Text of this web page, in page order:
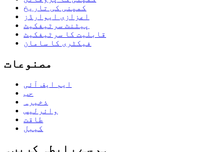
کمپنی کی تاریخ
اعزازی ایوارڈز
پیٹنٹ سرٹیفکیٹ
قابلیت کا سرٹیفکیٹ
فیکٹری کا سامان
مصنوعات
ایم ایف آئی
حب
ذخیرہ
وائرلیس
طاقت
کیبل
ہم سے رابطہ کریں۔